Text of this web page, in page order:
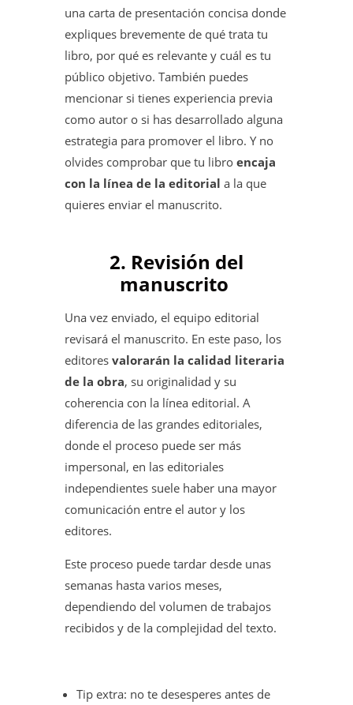
una carta de presentación concisa donde
expliques brevemente de qué trata tu
libro, por qué es relevante y cuál es tu
público objetivo. También puedes
mencionar si tienes experiencia previa
como autor o si has desarrollado alguna
estrategia para promover el libro. Y no
olvides comprobar que tu libro encaja
con la línea de la editorial a la que
quieres enviar el manuscrito.
2. Revisión del
manuscrito
Una vez enviado, el equipo editorial
revisará el manuscrito. En este paso, los
editores valorarán la calidad literaria
de la obra, su originalidad y su
coherencia con la línea editorial. A
diferencia de las grandes editoriales,
donde el proceso puede ser más
impersonal, en las editoriales
independientes suele haber una mayor
comunicación entre el autor y los
editores.
Este proceso puede tardar desde unas
semanas hasta varios meses,
dependiendo del volumen de trabajos
recibidos y de la complejidad del texto.
Tip extra: no te desesperes antes de